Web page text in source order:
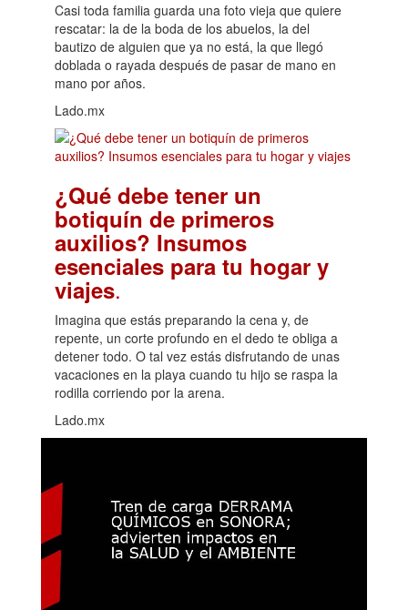
Casi toda familia guarda una foto vieja que quiere
rescatar: la de la boda de los abuelos, la del
bautizo de alguien que ya no está, la que llegó
doblada o rayada después de pasar de mano en
mano por años.
Lado.mx
¿Qué debe tener un
botiquín de primeros
auxilios? Insumos
esenciales para tu hogar y
viajes.
Imagina que estás preparando la cena y, de
repente, un corte profundo en el dedo te obliga a
detener todo. O tal vez estás disfrutando de unas
vacaciones en la playa cuando tu hijo se raspa la
rodilla corriendo por la arena.
Lado.mx